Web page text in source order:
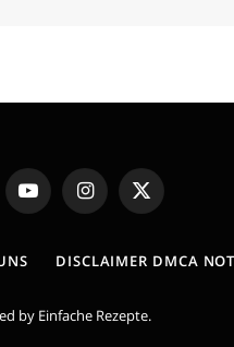
YouTubeInstagram
X
(Twitter)
DISCLAIMER DMCA
by Einfache Rezepte.